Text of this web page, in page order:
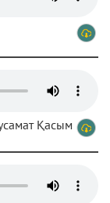
Қасым